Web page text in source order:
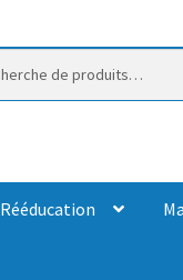
Rééducation